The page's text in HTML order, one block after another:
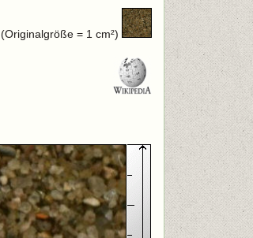
(Originalgröße = 1 cm²)